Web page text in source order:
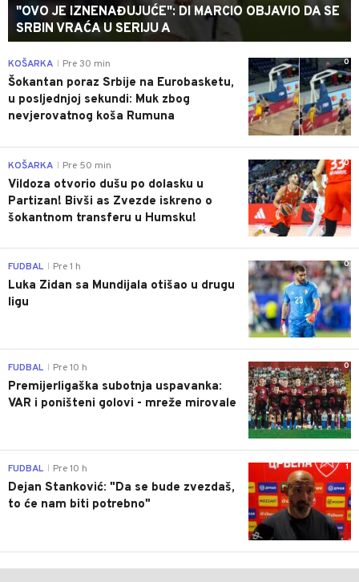
"OVO JE IZNENAĐUJUĆE": DI MARCIO OBJAVIO DA SE
SRBIN VRAĆA U SERIJU A
0
KOŠARKA Pre 30 min
Šokantan poraz Srbije na Eurobasketu,
u posljednjoj sekundi: Muk zbog
nevjerovatnog koša Rumuna
0
KOŠARKA Pre 50 min
Vildoza otvorio dušu po dolasku u
Partizan! Bivši as Zvezde iskreno o
šokantnom transferu u Humsku!
0
FUDBAL Pre 1 h
Luka Zidan sa Mundijala otišao u drugu
ligu
0
FUDBAL Pre 10 h
Premijerligaška subotnja uspavanka:
VAR i poništeni golovi - mreže mirovale
1
FUDBAL Pre 10 h
Dejan Stanković: "Da se bude zvezdaš,
to će nam biti potrebno"